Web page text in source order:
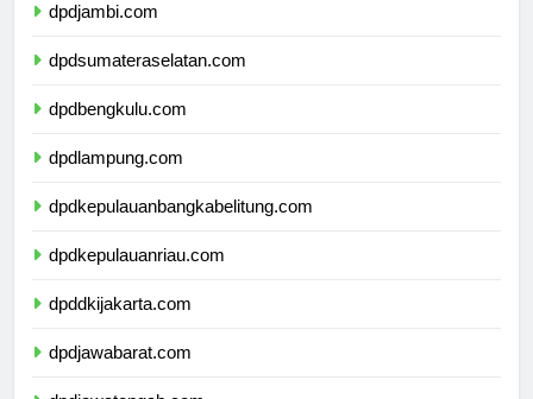
dpdjambi.com
dpdsumateraselatan.com
dpdbengkulu.com
dpdlampung.com
dpdkepulauanbangkabelitung.com
dpdkepulauanriau.com
dpddkijakarta.com
dpdjawabarat.com